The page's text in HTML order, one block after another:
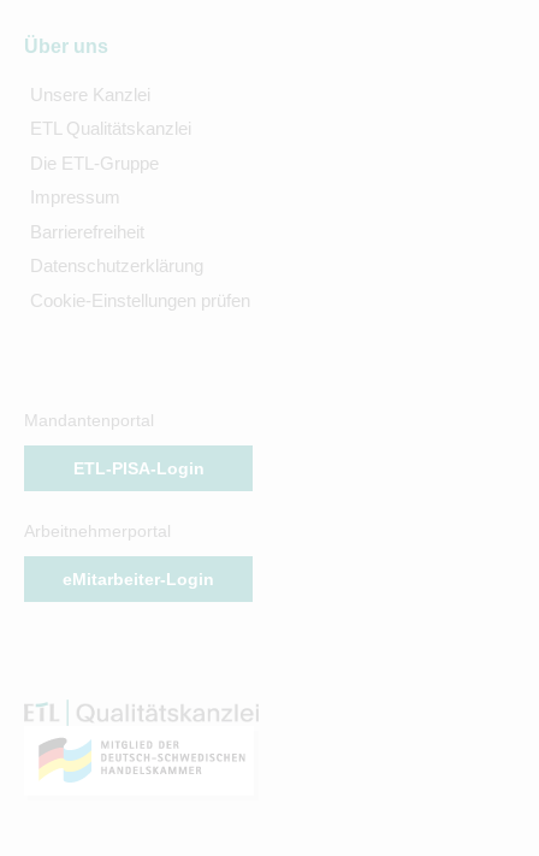
Über uns
Unsere Kanzlei
ETL Qualitätskanzlei
Die ETL-Gruppe
Impressum
Barrierefreiheit
Datenschutzerklärung
Cookie-Einstellungen prüfen
Mandantenportal
ETL-PISA-Login
Arbeitnehmerportal
eMitarbeiter-Login